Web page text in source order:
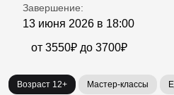
Завершение:
13 июня 2026 в 18:00
от 3550₽ до 3700₽
Возраст 12+ Мастер-классы